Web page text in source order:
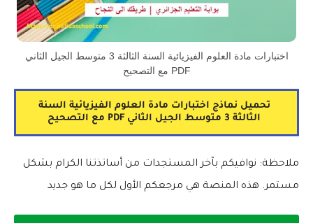
اختبارات مادة العلوم الفيزيائية السنة الثالثة 3 متوسط الجيل الثاني
PDF مع التصحيح
تحميل نماذج اختبارات مادة العلوم الفيزيائية السنة
الثالثة 3 متوسط الجيل الثاني PDF مع التصحيح
ملاحظة: نوافيكم بآخر المستجدات من أساتذتنا الكرام بشكل
مستمر. هذه المنصة هي مرجعكم الأول لكل ما هو جديد